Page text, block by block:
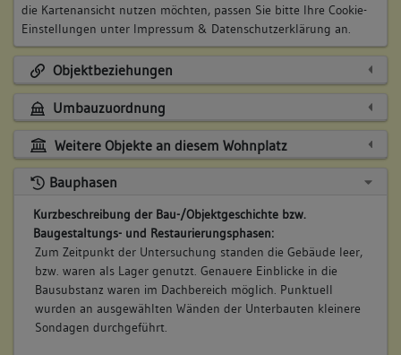
die Kartenansicht nutzen möchten, passen Sie bitte Ihre Cookie-
Einstellungen unter Impressum & Datenschutzerklärung an.
Objektbeziehungen
Umbauzuordnung
Weitere Objekte an diesem Wohnplatz
Bauphasen
Kurzbeschreibung der Bau-/Objektgeschichte bzw.
Baugestaltungs- und Restaurierungsphasen:
Zum Zeitpunkt der Untersuchung standen die Gebäude leer,
bzw. waren als Lager genutzt. Genauere Einblicke in die
Bausubstanz waren im Dachbereich möglich. Punktuell
wurden an ausgewählten Wänden der Unterbauten kleinere
Sondagen durchgeführt.